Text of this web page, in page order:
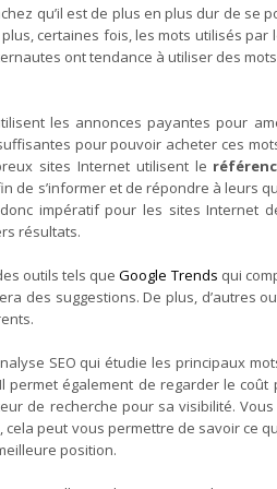
qu’il est de plus en plus dur de se
certaines fois, les mots utilisés
ont tendance à utiliser des
les annonces payantes pour
pour pouvoir acheter ces
sites Internet utilisent le
de s’informer et de répondre à leurs
impératif pour les sites Internet
résultats.
outils tels queGoogle Trends qui
des suggestions. De plus, d’autres
SEO qui étudie les principaux
permet également de regarder le
de recherche pour sa visibilité.
cela peut vous permettre de savoir ce
position.